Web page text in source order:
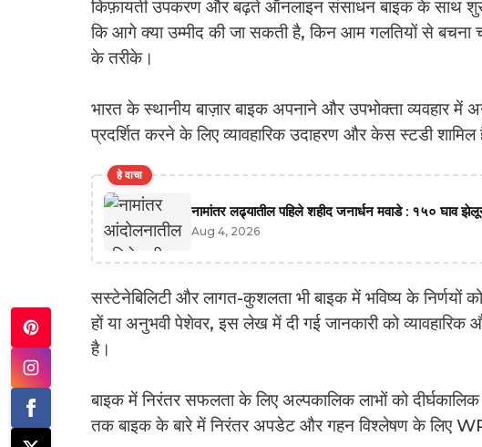
किफ़ायती उपकरण और बढ़ते ऑनलाइन संसाधन बाइक के साथ
कि आगे क्या उम्मीद की जा सकती है, किन आम गलतियों से बचना
के तरीके।
भारत के स्थानीय बाज़ार बाइक अपनाने और उपभोक्ता व्यवहार
प्रदर्शित करने के लिए व्यावहारिक उदाहरण और केस स्टडी शामिल
हे वाचा
नामांतर लढ्यातील पहिले शहीद जनार्धन मवाडे : १५० घाव झेलून
Aug 4, 2026
सस्टेनेबिलिटी और लागत-कुशलता भी बाइक में भविष्य के निर्णयों
हों या अनुभवी पेशेवर, इस लेख में दी गई जानकारी को
है।
बाइक में निरंतर सफलता के लिए अल्पकालिक लाभों को
तक बाइक के बारे में निरंतर अपडेट और गहन विश्लेषण के लिए